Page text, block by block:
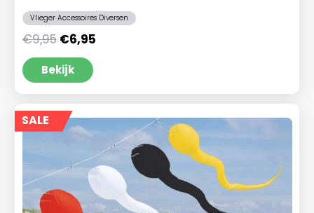
Vlieger Accessoires Diversen
€9,95 Oorspronkelijke
prijs
was:
€9,95.
€6,95Huidige
Bekijk
SALE